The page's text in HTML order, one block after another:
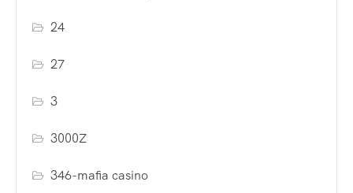
24
27
3
3000Z
346-mafia casino